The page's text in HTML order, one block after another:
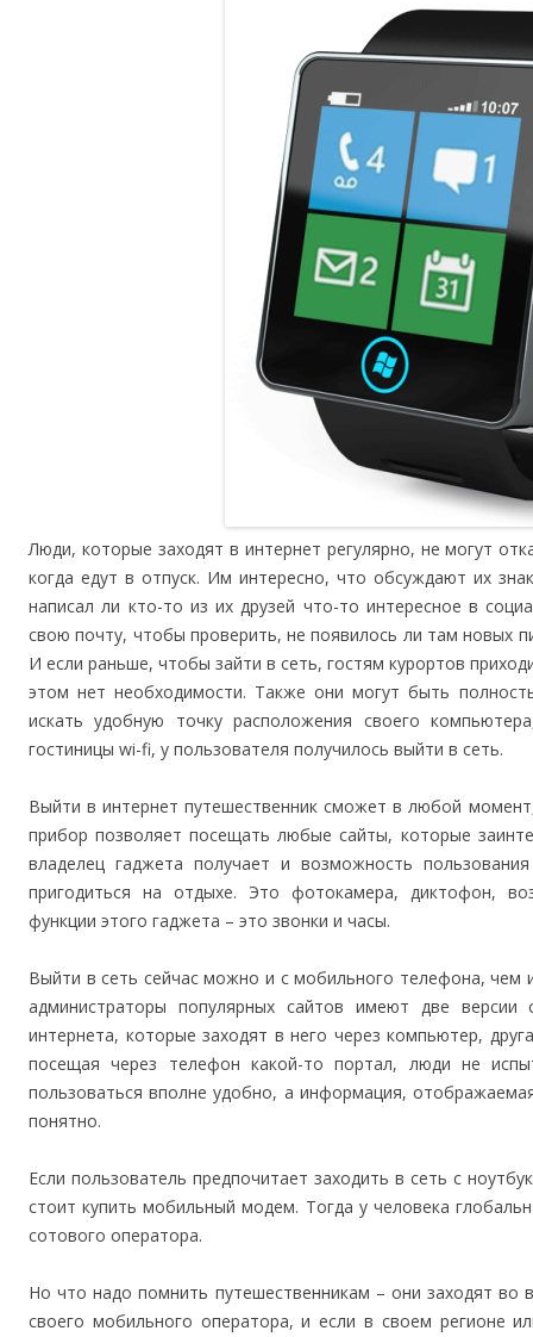
Люди, которые заходят в интернет регулярно, не могут
когда едут в отпуск. Им интересно, что обсуждают их
написал ли кто-то из их друзей что-то интересное в
свою почту, чтобы проверить, не появилось ли там новых
И если раньше, чтобы зайти в сеть, гостям курортов
этом нет необходимости. Также они могут быть
искать удобную точку расположения своего
гостиницы wi-fi, у пользователя получилось выйти в сеть.
Выйти в интернет путешественник сможет в любой
прибор позволяет посещать любые сайты, которые
владелец гаджета получает и возможность
пригодиться на отдыхе. Это фотокамера, диктофон,
функции этого гаджета – это звонки и часы.
Выйти в сеть сейчас можно и с мобильного телефона, чем
администраторы популярных сайтов имеют две версии
интернета, которые заходят в него через компьютер,
посещая через телефон какой-то портал, люди не
пользоваться вполне удобно, а информация,
понятно.
Если пользователь предпочитает заходить в сеть с
стоит купить мобильный модем. Тогда у человека
сотового оператора.
Но что надо помнить путешественникам – они заходят во
своего мобильного оператора, и если в своем регионе